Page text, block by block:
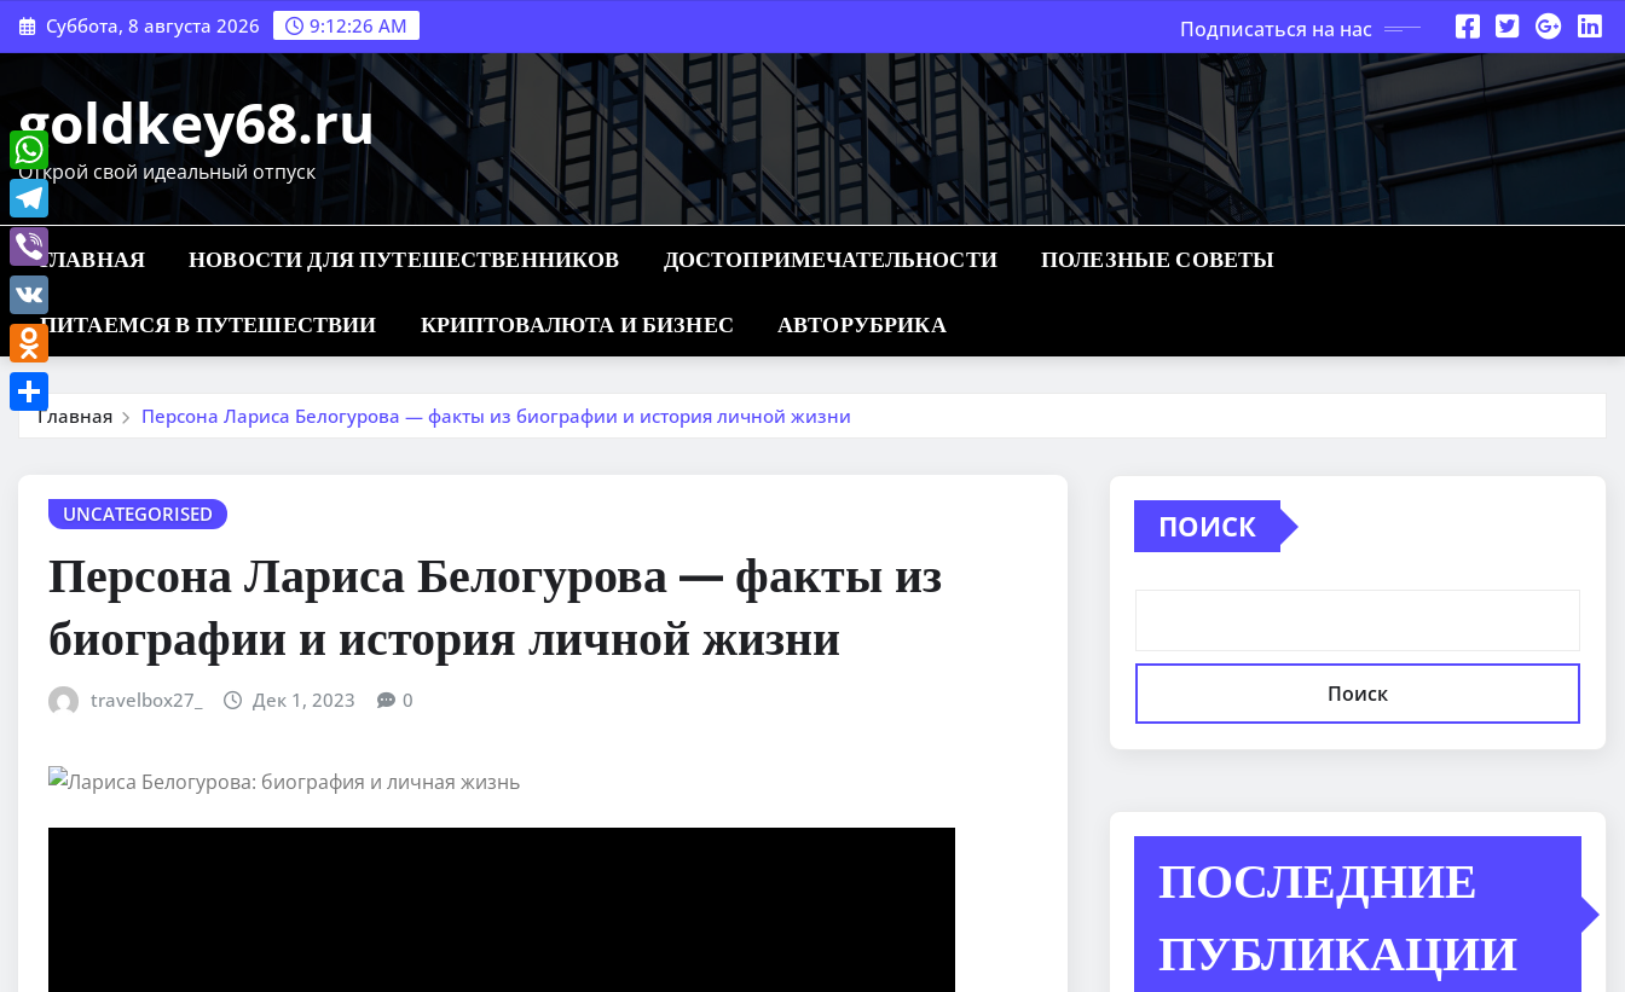
Перейти
к
Суббота, 8 августа 2026 9:12:27 AM Подписаться на нас
goldkey68.ru
Открой свой идеальный отпуск
ГЛАВНАЯ НОВОСТИ ДЛЯ ПУТЕШЕСТВЕННИКОВ ДОСТОПРИМЕЧАТЕЛЬНОСТИ ПОЛЕЗНЫЕ СОВЕТЫ
ПИТАЕМСЯ В ПУТЕШЕСТВИИ КРИПТОВАЛЮТА И БИЗНЕС АВТОРУБРИКА
Главная Персона Лариса Белогурова — факты из биографии и история личной жизни
UNCATEGORISED
Персона Лариса Белогурова — факты из
биографии и история личной жизни
travelbox27_ Дек 1, 2023 0
ПОИСК
Поиск
ПОСЛЕДНИЕ
ПУБЛИКАЦИИ
WhatsApp
Telegram
Viber
VK
Odnoklassniki
Отправить